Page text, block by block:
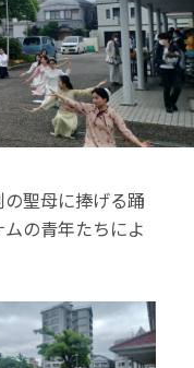
聖母に捧げる踊
の青年たちによ